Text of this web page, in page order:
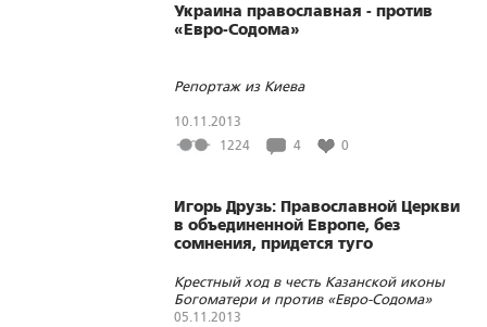
Украина православная - против
«Евро-Содома»
Репортаж из Киева
10.11.2013
1224
4 0
Игорь Друзь: Православной Церкви
в объединенной Европе, без
сомнения, придется туго
Крестный ход в честь Казанской иконы
Богоматери и против «Евро-Содома»
прошел в Киеве
05.11.2013